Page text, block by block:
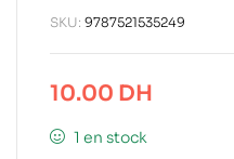
SKU: 9787521535249
10.00 DH
1 en stock